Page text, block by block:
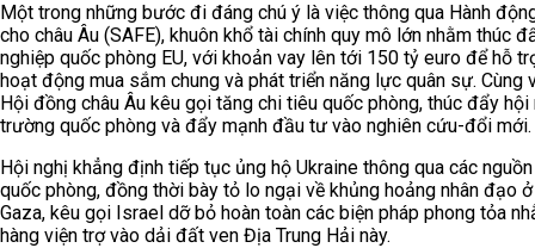
Một trong những bước đi đáng chú ý là việc thông qua Hành
cho châu Âu (SAFE), khuôn khổ tài chính quy mô lớn nhằm thúc
nghiệp quốc phòng EU, với khoản vay lên tới 150 tỷ euro để hỗ
hoạt động mua sắm chung và phát triển năng lực quân sự. Cùng
Hội đồng châu Âu kêu gọi tăng chi tiêu quốc phòng, thúc đẩy hội
trường quốc phòng và đẩy mạnh đầu tư vào nghiên cứu-đổi mới.
Hội nghị khẳng định tiếp tục ủng hộ Ukraine thông qua các
quốc phòng, đồng thời bày tỏ lo ngại về khủng hoảng nhân đạo
Gaza, kêu gọi Israel dỡ bỏ hoàn toàn các biện pháp phong tỏa
hàng viện trợ vào dải đất ven Địa Trung Hải này.